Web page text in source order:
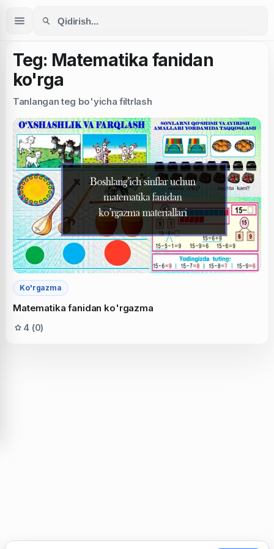
Teg: Matematika fanidan
ko'rga
Tanlangan teg bo'yicha filtrlash
Ko'rgazma
Matematika fanidan ko'rgazma
4 (0)